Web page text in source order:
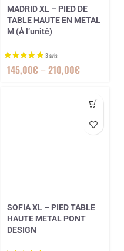
MADRID XL – PIED DE
TABLE HAUTE EN METAL
M (À l’unité)
145,00€–210,00€
SOFIA XL – PIED TABLE
HAUTE METAL PONT
DESIGN